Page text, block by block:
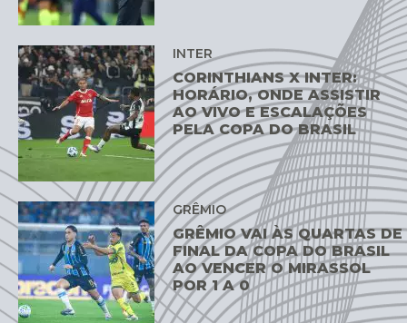
INTER
CORINTHIANS X INTER:
HORÁRIO, ONDE ASSISTIR
AO VIVO E ESCALAÇÕES
PELA COPA DO BRASIL
GRÊMIO
GRÊMIO VAI ÀS QUARTAS DE
FINAL DA COPA DO BRASIL
AO VENCER O MIRASSOL
POR 1 A 0